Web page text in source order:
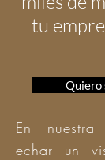
tu
Quiero
En nuestra
echar un